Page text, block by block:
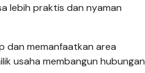
lebih praktis dan nyaman
dan memanfaatkan area
usaha membangun hubungan